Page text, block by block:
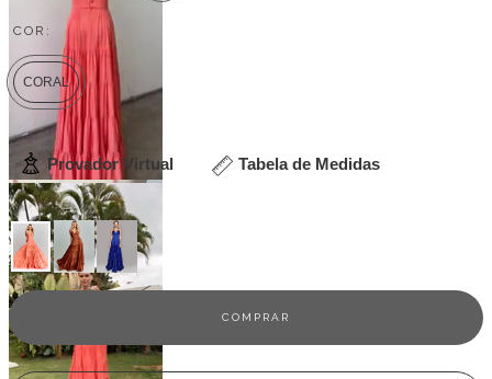
COR:
CORAL
Provador Virtual Tabela de Medidas
Veja outras opções